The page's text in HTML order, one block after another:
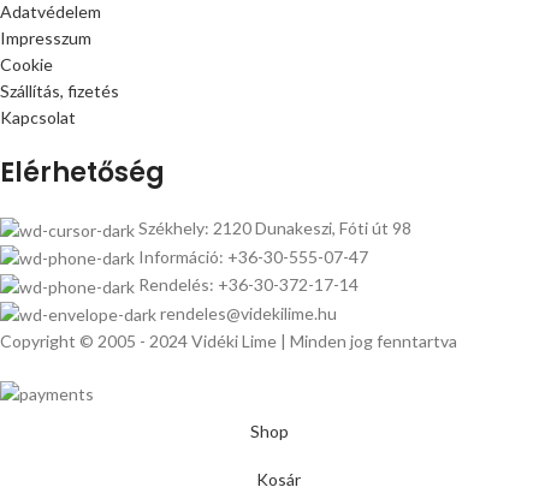
Adatvédelem
Impresszum
Cookie
Szállítás, fizetés
Kapcsolat
Elérhetőség
Székhely: 2120 Dunakeszi, Fóti út 98
Információ: +36-30-555-07-47
Rendelés: +36-30-372-17-14
rendeles@videkilime.hu
Copyright © 2005 - 2024 Vidéki Lime | Minden jog fenntartva
Shop
Kosár